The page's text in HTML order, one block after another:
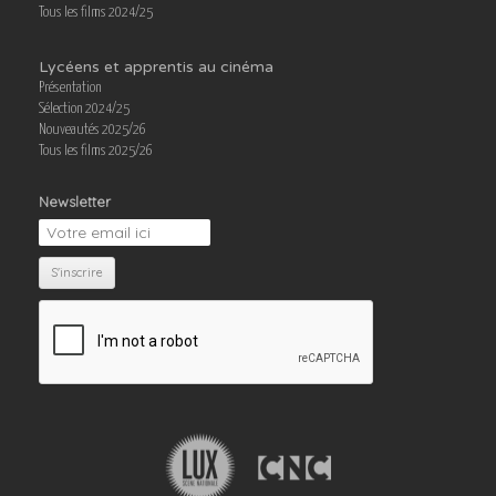
Tous les films 2024/25
Lycéens et apprentis au cinéma
Présentation
Sélection 2024/25
Nouveautés 2025/26
Tous les films 2025/26
Newsletter